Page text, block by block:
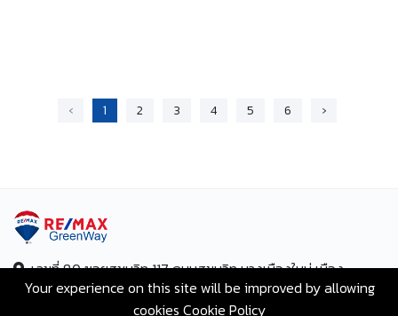
‹ 1 2 3 4 5 6 ›
เลขที่ 80 ซอยสุขุมวิท 117 ถนนสุขุมวิท บางเมืองใหม่ เมือง
สมุทรปราการ สมุทรปราการ 10270
Your experience on this site will be improved by allowing
cookies Cookie Policy